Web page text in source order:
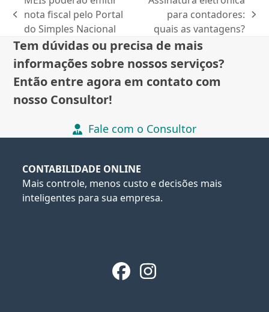
previous
post:
nota fiscal pelo Portal
do Simples Nacional
post:
para contadores:
quais as vantagens?
Tem dúvidas ou precisa de mais
informações sobre nossos serviços?
Então entre agora em contato com
nosso Consultor!
Fale com o Consultor
CONTABILIDADE ONLINE
Mais controle, menos custo e decisões mais
inteligentes para sua empresa.
Facebook
Instagram